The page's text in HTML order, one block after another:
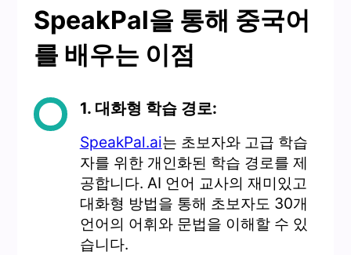
SpeakPal을 통해 중국어
를 배우는 이점
1. 대화형 학습 경로:
SpeakPal.ai는 초보자와 고급 학습
자를 위한 개인화된 학습 경로를 제
공합니다. AI 언어 교사의 재미있고
대화형 방법을 통해 초보자도 30개
언어의 어휘와 문법을 이해할 수 있
습니다.